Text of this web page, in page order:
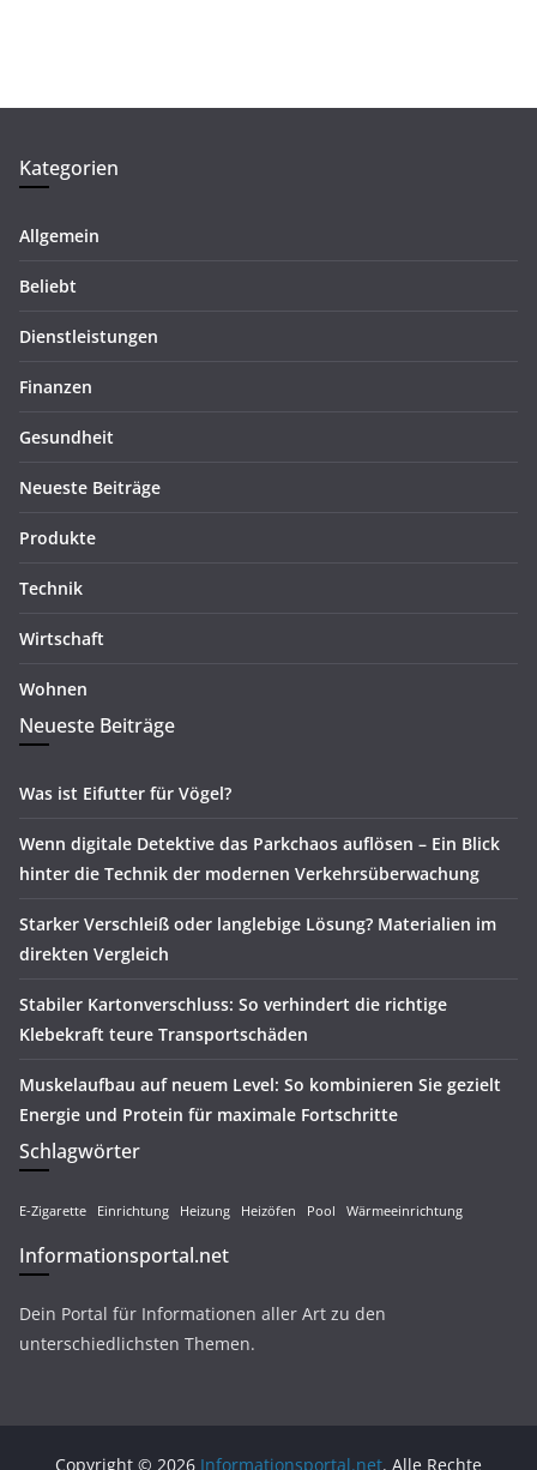
Kategorien
Allgemein
Beliebt
Dienstleistungen
Finanzen
Gesundheit
Neueste Beiträge
Produkte
Technik
Wirtschaft
Wohnen
Neueste Beiträge
Was ist Eifutter für Vögel?
Wenn digitale Detektive das Parkchaos auflösen – Ein Blick
hinter die Technik der modernen Verkehrsüberwachung
Starker Verschleiß oder langlebige Lösung? Materialien im
direkten Vergleich
Stabiler Kartonverschluss: So verhindert die richtige
Klebekraft teure Transportschäden
Muskelaufbau auf neuem Level: So kombinieren Sie gezielt
Energie und Protein für maximale Fortschritte
Schlagwörter
E-Zigarette Einrichtung Heizung Heizöfen Pool Wärmeeinrichtung
Informationsportal.net
Dein Portal für Informationen aller Art zu den
unterschiedlichsten Themen.
Copyright © 2026 Informationsportal.net. Alle Rechte